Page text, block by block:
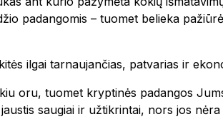
padangomis – tuomet belieka
ilgai tarnaujančias, patvarias ir
oru, tuomet kryptinės padangos
saugiai ir užtikrintai, nors jos